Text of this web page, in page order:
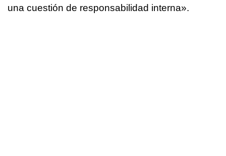
una cuestión de responsabilidad interna».